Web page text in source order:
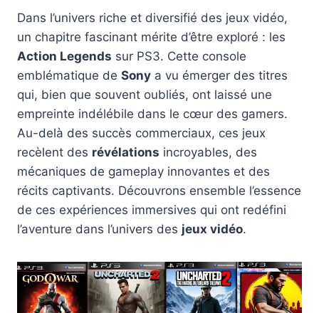
Dans l’univers riche et diversifié des jeux vidéo,
un chapitre fascinant mérite d’être exploré : les
Action Legends sur PS3. Cette console
emblématique de Sony a vu émerger des titres
qui, bien que souvent oubliés, ont laissé une
empreinte indélébile dans le cœur des gamers.
Au-delà des succès commerciaux, ces jeux
recèlent des révélations incroyables, des
mécaniques de gameplay innovantes et des
récits captivants. Découvrons ensemble l’essence
de ces expériences immersives qui ont redéfini
l’aventure dans l’univers des jeux vidéo.